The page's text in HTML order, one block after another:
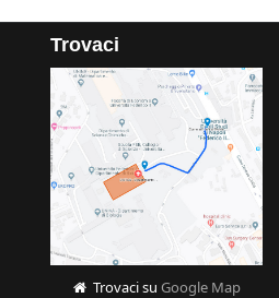
Trovaci
Trovaci su Google Map